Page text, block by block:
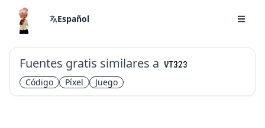
Español
Fuentes gratis similares a VT323
Código Píxel Juego